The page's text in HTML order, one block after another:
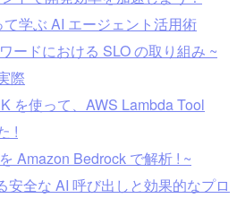
学ぶ AI エージェント活用術
ードにおける SLO の取り組み ~
際
を使って、AWS Lambda Tool
!
Amazon Bedrock で解析 ! ~
安全な AI 呼び出しと効果的なプロ